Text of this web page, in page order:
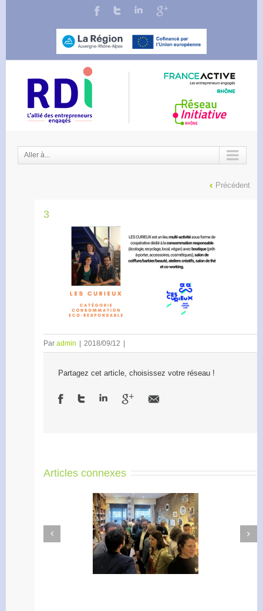
Aller à...
Précédent
3
Par admin 2018/09/12
Partagez cet article, choisissez votre réseau !
Articles connexes
Accélérateur de
l’engagement
Previous
Next